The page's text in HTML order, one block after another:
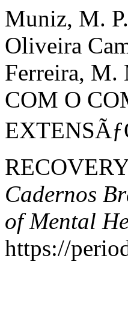
Muniz, M.
Oliveira
Ferreira, M.
COM O
Cadernos
of Mental
https://